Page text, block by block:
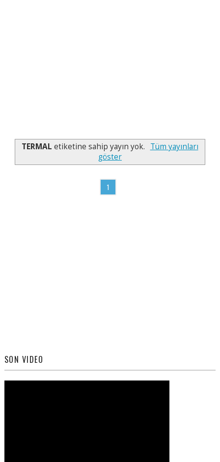
TERMAL etiketine sahip yayın yok.
Tüm yayınları
göster
1
SON VIDEO